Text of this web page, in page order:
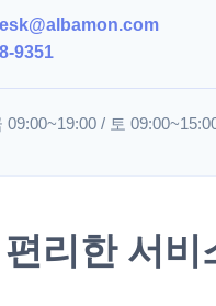
9351
09:00~19:00 / 토
리한 서